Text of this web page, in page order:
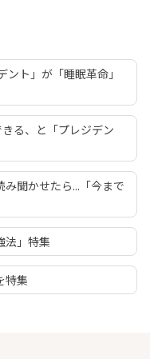
ト」が「睡眠革命」
る、と「プレジデン
聞かせたら...「今まで
法」特集
特集